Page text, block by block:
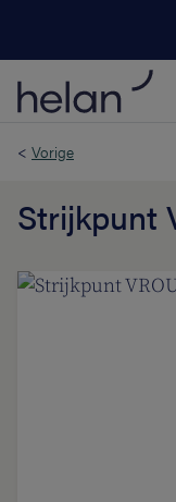
< Vorige
Strijkpunt